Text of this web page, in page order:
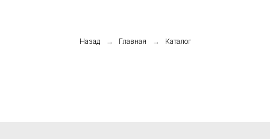
Назад → Главная → Каталог